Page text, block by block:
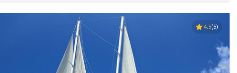
4.5(5)